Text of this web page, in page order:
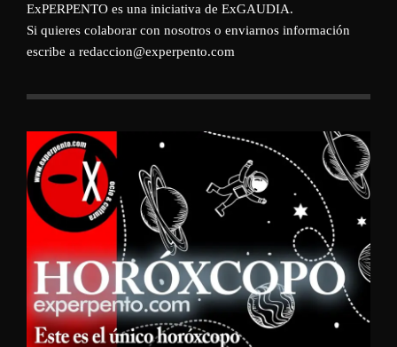
ExPERPENTO es una iniciativa de ExGAUDIA.
Si quieres colaborar con nosotros o enviarnos información
escribe a redaccion@experpento.com